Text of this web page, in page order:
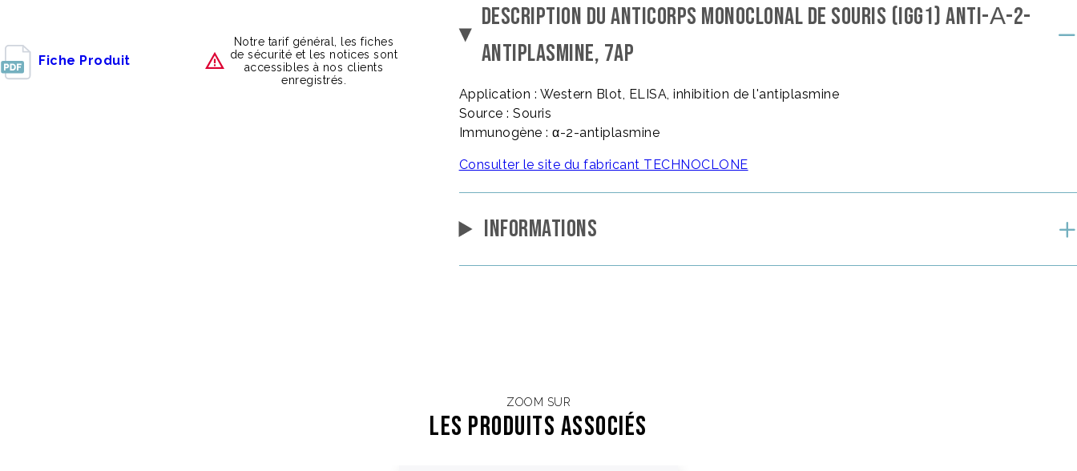
DESCRIPTION DU ANTICORPS MONOCLONAL DE SOURIS (IGG1) ANTI-Α-2-
ANTIPLASMINE, 7AP
Application : Western Blot, ELISA, inhibition de l'antiplasmine
Source : Souris
Immunogène : α-2-antiplasmine
Consulter le site du fabricant TECHNOCLONE
INFORMATIONS
Fiche Produit
Notre tarif général, les fiches
de sécurité et les notices sont
accessibles à nos clients
enregistrés.
ZOOM SUR
Les Produits associés